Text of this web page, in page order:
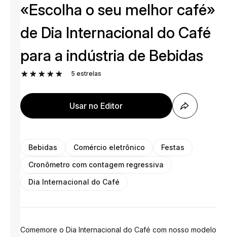
«Escolha o seu melhor café»
de Dia Internacional do Café
para a indústria de Bebidas
5 estrelas
Usar no Editor
Bebidas Comércio eletrônico
Festas
Cronômetro com contagem regressiva
Dia Internacional do Café
Comemore o Dia Internacional do Café com nosso modelo